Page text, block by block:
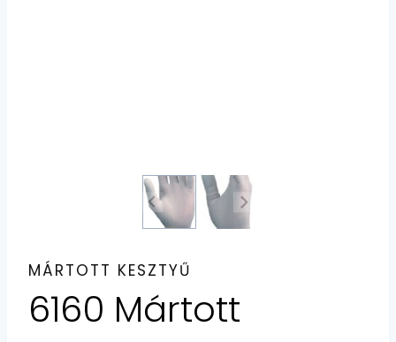
MÁRTOTT KESZTYŰ
6160 Mártott